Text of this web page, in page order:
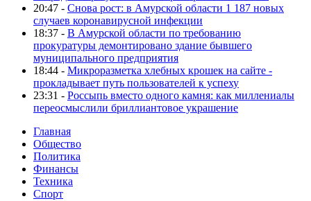
20:47 - Снова рост: в Амурской области 1 187 новых
случаев коронавирусной инфекции
18:37 - В Амурской области по требованию
прокуратуры демонтировано здание бывшего
муниципального предприятия
18:44 - Микроразметка хлебных крошек на сайте -
прокладывает путь пользователей к успеху
23:31 - Россыпь вместо одного камня: как миллениалы
переосмыслили бриллиантовое украшение
Главная
Общество
Политика
Финансы
Техника
Спорт